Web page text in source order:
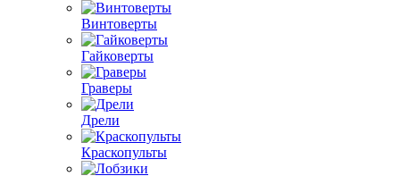
Винтоверты
Гайковерты
Граверы
Дрели
Краскопульты